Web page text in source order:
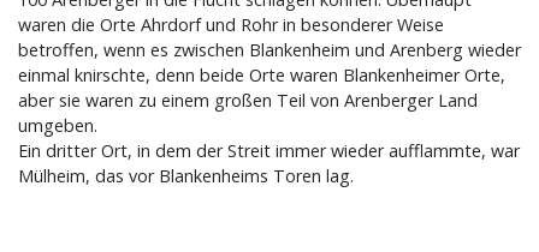
waren die Orte Ahrdorf und Rohr in besonderer Weise
betroffen, wenn es zwischen Blankenheim und Arenberg wieder
einmal knirschte, denn beide Orte waren Blankenheimer Orte,
aber sie waren zu einem großen Teil von Arenberger Land
umgeben.
Ein dritter Ort, in dem der Streit immer wieder aufflammte, war
Mülheim, das vor Blankenheims Toren lag.